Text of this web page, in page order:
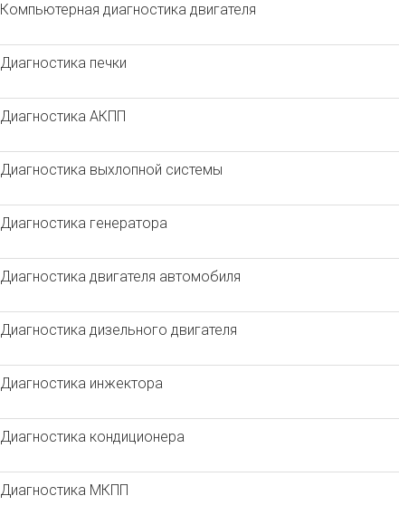
Компьютерная диагностика двигателя
Диагностика печки
Диагностика АКПП
Диагностика выхлопной системы
Диагностика генератора
Диагностика двигателя автомобиля
Диагностика дизельного двигателя
Диагностика инжектора
Диагностика кондиционера
Диагностика МКПП